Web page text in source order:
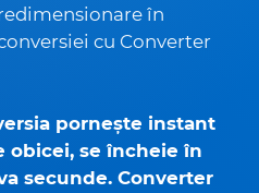
în
cu Converter
pornește instant
obicei, se încheie în
secunde. Converter